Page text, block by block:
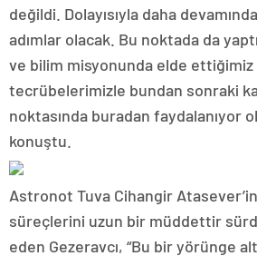
değildi. Dolayısıyla daha
adımlar olacak. Bu noktada da
ve bilim misyonunda elde
tecrübelerimizle bundan sonraki
noktasında buradan faydalanıyor
konuştu.
Astronot Tuva Cihangir
süreçlerini uzun bir müddettir
eden Gezeravcı, “Bu bir yörünge